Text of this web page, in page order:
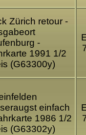
Zürich retour -
-
1991 1/2
(G63300y)
einfach
1986 1/2
(G63302y)